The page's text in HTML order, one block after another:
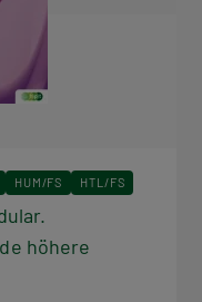
HUM/FS HTL/FS
höhere